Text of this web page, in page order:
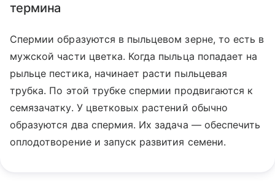
термина
Спермии образуются в пыльцевом зерне, то есть в
мужской части цветка. Когда пыльца попадает на
рыльце пестика, начинает расти пыльцевая
трубка. По этой трубке спермии продвигаются к
семязачатку. У цветковых растений обычно
образуются два спермия. Их задача — обеспечить
оплодотворение и запуск развития семени.